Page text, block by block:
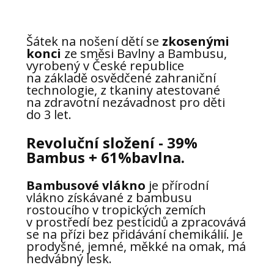
Šátek na nošení dětí se zkosenými
konci ze směsi Bavlny a Bambusu,
vyrobený v České republice
na základě osvědčené zahraniční
technologie, z tkaniny atestované
na zdravotní nezávadnost pro děti
do 3 let.
Revoluční složení - 39%
Bambus + 61%bavlna.
Bambusové vlákno je přírodní
vlákno získávané z bambusu
rostoucího v tropických zemích
v prostředí bez pesticidů a zpracovává
se na přízi bez přidávání chemikálií. Je
prodyšné, jemné, měkké na omak, má
hedvábný lesk.